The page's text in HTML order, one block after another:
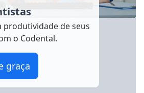
produtividade de seus
o Codental.
graça